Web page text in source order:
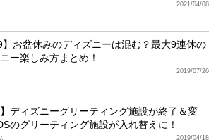
2021/04/08
】お盆休みのディズニーは混む？最大9連休の
ー楽しみ方まとめ！
2019/07/26
】ディズニーグリーティング施設が終了＆変
のグリーティング施設が入れ替えに！
2019/04/18